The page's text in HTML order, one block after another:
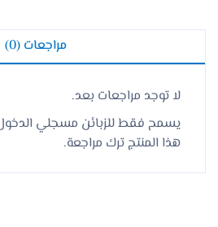
مراجعات (0)
لا توجد مراجعات بعد.
يسمح فقط للزبائن مسجلي الدخول
هذا المنتج ترك مراجعة.